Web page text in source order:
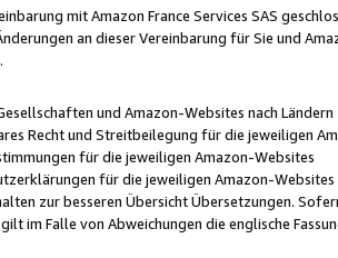
mit Amazon France Services SAS
an dieser Vereinbarung für Sie und
und Amazon-Websites nach Ländern
Recht und Streitbeilegung für die jeweiligen
für die jeweiligen Amazon-Websites
für die jeweiligen Amazon-Websites
zur besseren Übersicht Übersetzungen.
im Falle von Abweichungen die englische